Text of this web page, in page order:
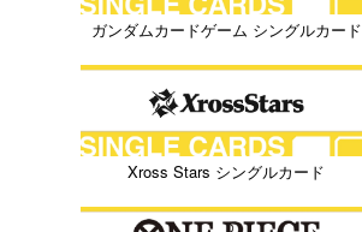
ガンダムカードゲーム シングルカード
Xross Stars シングルカード